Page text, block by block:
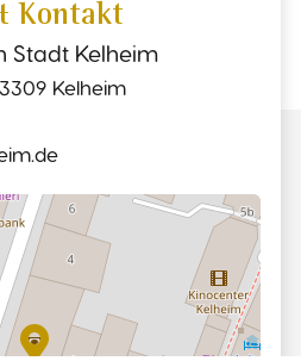
Kontakt
Stadt Kelheim
Kelheim